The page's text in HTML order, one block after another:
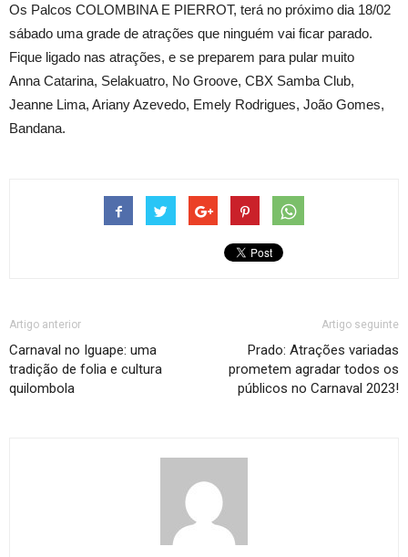
Os Palcos COLOMBINA E PIERROT, terá no próximo dia 18/02
sábado uma grade de atrações que ninguém vai ficar parado.
Fique ligado nas atrações, e se preparem para pular muito
Anna Catarina, Selakuatro, No Groove, CBX Samba Club,
Jeanne Lima, Ariany Azevedo, Emely Rodrigues, João Gomes,
Bandana.
Artigo anterior
Carnaval no Iguape: uma
tradição de folia e cultura
quilombola
Artigo seguinte
Prado: Atrações variadas
prometem agradar todos os
públicos no Carnaval 2023!